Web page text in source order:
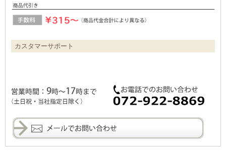
カスタマーサポート